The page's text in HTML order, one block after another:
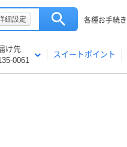
細設定 各種お手続き
け先
0061
スイートポイント